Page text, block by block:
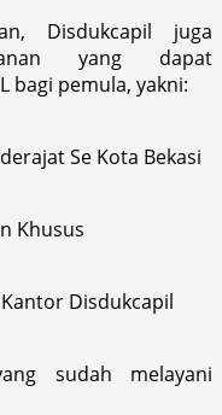
Disdukcapil juga
yang dapat
bagi pemula, yakni:
Se Kota Bekasi
Khusus
Disdukcapil
sudah melayani